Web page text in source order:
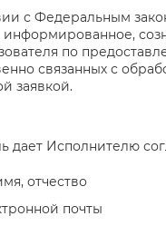
с Федеральным
по
связанных с
заявкой.
дает Исполнителю
отчество
почты